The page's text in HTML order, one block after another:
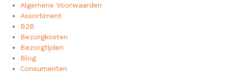
Algemene Voorwaarden
Assortiment
B2B
Bezorgkosten
Bezorgtijden
Blog
Consumenten